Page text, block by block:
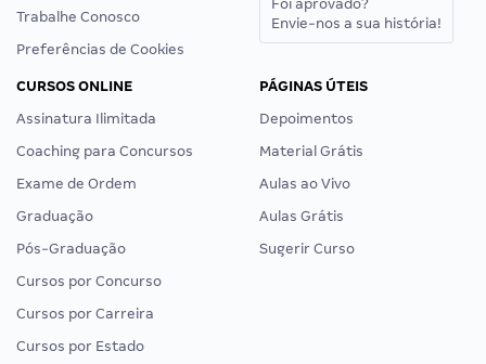
Trabalhe Conosco
Preferências de Cookies
Foi aprovado?
Envie-nos a sua história!
CURSOS ONLINE
Assinatura Ilimitada
Coaching para Concursos
Exame de Ordem
Graduação
Pós-Graduação
Cursos por Concurso
Cursos por Carreira
Cursos por Estado
PÁGINAS ÚTEIS
Depoimentos
Material Grátis
Aulas ao Vivo
Aulas Grátis
Sugerir Curso